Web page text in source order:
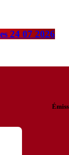
24 07 2026